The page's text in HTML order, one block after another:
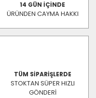
14 GÜN İÇİNDE
ÜRÜNDEN CAYMA HAKKI
TÜM SİPARİŞLERDE
STOKTAN SÜPER HIZLI
GÖNDERİ